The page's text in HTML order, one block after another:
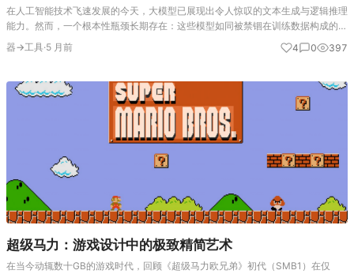
在人工智能技术飞速发展的今天，大模型已展现出令人惊叹的文本生成与逻辑推理
能力。然而，一个根本性瓶颈长期存在：这些模型如同被禁锢在训练数据构成的
“信息茧房”中，对实时变化的外部世界“一无所知”。它们能谈论天气，却无法查询
此刻的天气预报；能分析…
器→工具·5 月前 4 0 397
超级马力：游戏设计中的极致精简艺术
在当今动辄数十GB的游戏时代，回顾《超级马力欧兄弟》初代（SMB1）在仅